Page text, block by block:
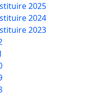
2025
2024
2023